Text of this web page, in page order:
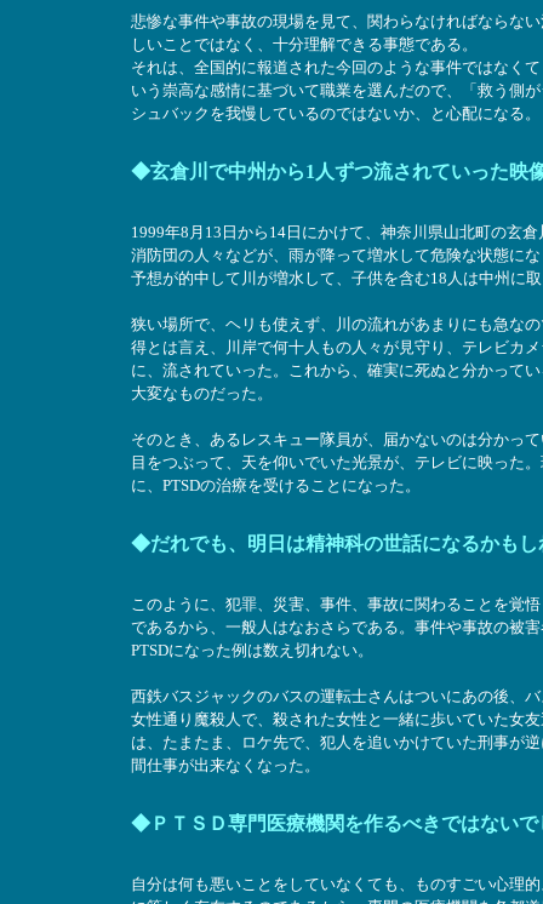
悲惨な事件や事故の現場を見て、関わらなければならな
しいことではなく、十分理解できる事態である。
それは、全国的に報道された今回のような事件ではなく
いう崇高な感情に基づいて職業を選んだので、「救う側
シュバックを我慢しているのではないか、と心配になる。
◆玄倉川で中州から1人ずつ流されていった映
1999年8月13日から14日にかけて、神奈川県山北町の玄
消防団の人々などが、雨が降って増水して危険な状態に
予想が的中して川が増水して、子供を含む18人は中州に
狭い場所で、ヘリも使えず、川の流れがあまりにも急な
得とは言え、川岸で何十人もの人々が見守り、テレビカ
に、流されていった。これから、確実に死ぬと分かって
大変なものだった。
そのとき、あるレスキュー隊員が、届かないのは分かっ
目をつぶって、天を仰いでいた光景が、テレビに映った
に、PTSDの治療を受けることになった。
◆だれでも、明日は精神科の世話になるかもし
このように、犯罪、災害、事件、事故に関わることを覚
であるから、一般人はなおさらである。事件や事故の被
PTSDになった例は数え切れない。
西鉄バスジャックのバスの運転士さんはついにあの後、
女性通り魔殺人で、殺された女性と一緒に歩いていた女
は、たまたま、ロケ先で、犯人を追いかけていた刑事が
間仕事が出来なくなった。
◆ＰＴＳＤ専門医療機関を作るべきではないで
自分は何も悪いことをしていなくても、ものすごい心理